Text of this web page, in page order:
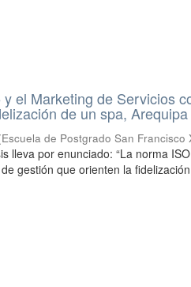
el Marketing de Servicios
de un spa,
Escuela de Postgrado San Francisco
lleva por enunciado: “La norma
gestión que orienten la